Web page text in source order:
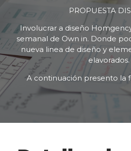
PROPUESTA
Involucrar a diseño
semanal de Own in. Donde
nueva linea de diseño y
elavorados.
A continuación presento la